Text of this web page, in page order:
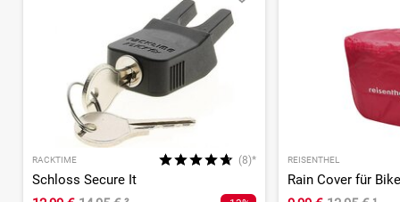
RACKTIME (8)*
Schloss Secure It
REISENTHEL
Rain Cover für